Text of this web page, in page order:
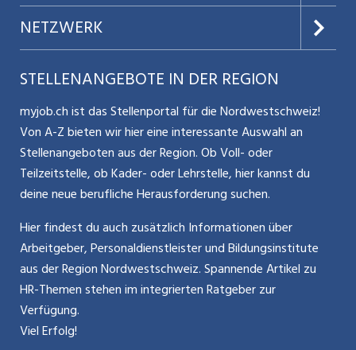
Datenschutz
Nutzungsbedingungen
Glossar
Kontakt
Impressum
Jobs verwalten
Benutzermanual
Bewerber-Cockpit
Teilzeit / Flexible Arbeitsmodelle
Mitarbeiter 50+ / Pensionierung
Karriere allgemein
Führung
Bewerbung / Neuorientierung
Aktionen / News
NETZWERK
Aargauerzeitung.ch
CH Media
ostjob.ch
zentraljob.ch
jobbasel.ch
jobbern.ch
jobmittelland.ch
jobzüri.ch
STELLENANGEBOTE IN DER REGION
myjob.ch ist das Stellenportal für die Nordwestschweiz!
Von A-Z bieten wir hier eine interessante Auswahl an
Stellenangeboten aus der Region. Ob Voll- oder
Teilzeitstelle, ob Kader- oder Lehrstelle, hier kannst du
deine neue berufliche Herausforderung suchen.
Hier findest du auch zusätzlich Informationen über
Arbeitgeber, Personaldienstleister und Bildungsinstitute
aus der Region Nordwestschweiz. Spannende Artikel zu
HR-Themen stehen im integrierten Ratgeber zur
Verfügung.
Viel Erfolg!